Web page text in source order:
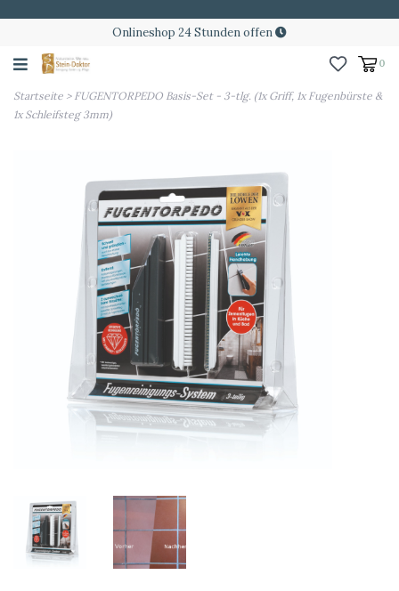
Onlineshop 24 Stunden offen
0
Startseite > FUGENTORPEDO Basis-Set - 3-tlg. (1x Griff, 1x Fugenbürste &
1x Schleifsteg 3mm)